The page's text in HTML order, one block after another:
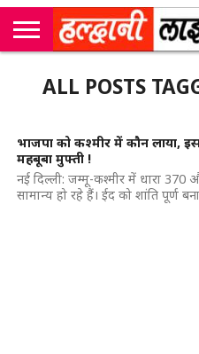
एम
कॉर्नर
उत्तराखंड
न्यूज़
खेल
मनोरंजन
सम्पादकीय
जॉब
अलर्ट्स
ALL POSTS
भाजपा को कश्मीर में कौन लाया,
महबूबा मुफ्ती !
नई दिल्ली: जम्मू-कश्मीर में धारा
सामान्य हो रहे हैं। ईद को शांति पूर्ण